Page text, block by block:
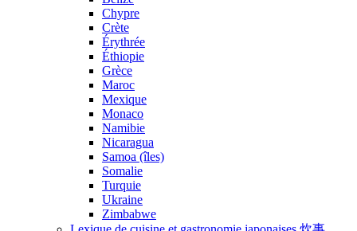
Chypre
Crète
Érythrée
Éthiopie
Grèce
Maroc
Mexique
Monaco
Namibie
Nicaragua
Samoa (îles)
Somalie
Turquie
Ukraine
Zimbabwe